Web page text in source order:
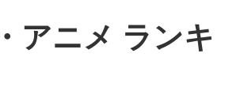
アニメ ランキ